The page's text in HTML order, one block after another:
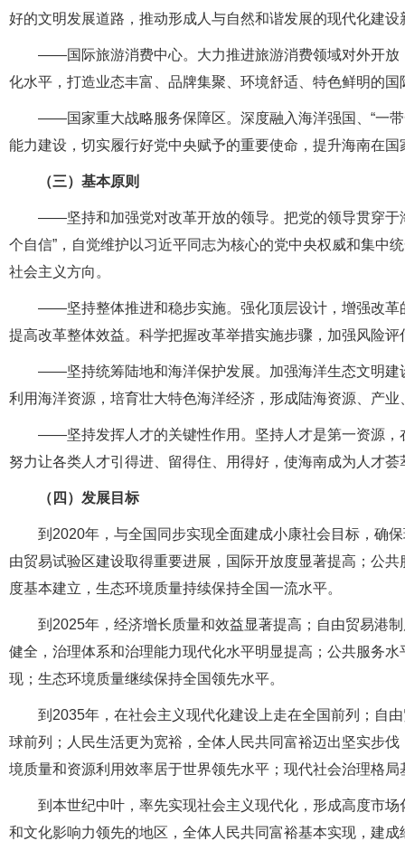
好的文明发展道路，推动形成人与自然和谐发展的现代化建
——国际旅游消费中心。大力推进旅游消费领域对外开放
化水平，打造业态丰富、品牌集聚、环境舒适、特色鲜明的国
——国家重大战略服务保障区。深度融入海洋强国、“一
能力建设，切实履行好党中央赋予的重要使命，提升海南在
（三）基本原则
——坚持和加强党对改革开放的领导。把党的领导贯穿于
个自信”，自觉维护以习近平同志为核心的党中央权威和集中
社会主义方向。
——坚持整体推进和稳步实施。强化顶层设计，增强改革
提高改革整体效益。科学把握改革举措实施步骤，加强风险
——坚持统筹陆地和海洋保护发展。加强海洋生态文明建
利用海洋资源，培育壮大特色海洋经济，形成陆海资源、产
——坚持发挥人才的关键性作用。坚持人才是第一资源，
努力让各类人才引得进、留得住、用得好，使海南成为人才
（四）发展目标
到2020年，与全国同步实现全面建成小康社会目标，确
由贸易试验区建设取得重要进展，国际开放度显著提高；公
度基本建立，生态环境质量持续保持全国一流水平。
到2025年，经济增长质量和效益显著提高；自由贸易港
健全，治理体系和治理能力现代化水平明显提高；公共服务
现；生态环境质量继续保持全国领先水平。
到2035年，在社会主义现代化建设上走在全国前列；自
球前列；人民生活更为宽裕，全体人民共同富裕迈出坚实步
境质量和资源利用效率居于世界领先水平；现代社会治理格
到本世纪中叶，率先实现社会主义现代化，形成高度市
和文化影响力领先的地区，全体人民共同富裕基本实现，建